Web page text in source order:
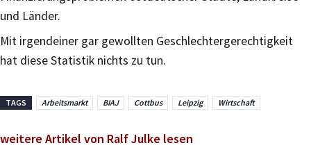
und Länder.
Mit irgendeiner gar gewollten Geschlechtergerechtigkeit
hat diese Statistik nichts zu tun.
TAGS Arbeitsmarkt BIAJ Cottbus Leipzig Wirtschaft
weitere Artikel von Ralf Julke lesen